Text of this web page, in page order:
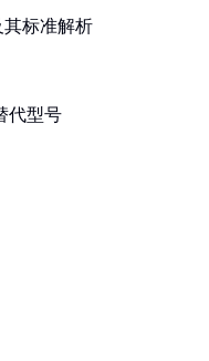
其标准解析
代型号